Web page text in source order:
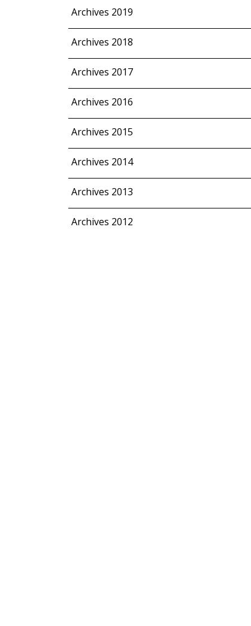
Archives 2019
Archives 2018
Archives 2017
Archives 2016
Archives 2015
Archives 2014
Archives 2013
Archives 2012